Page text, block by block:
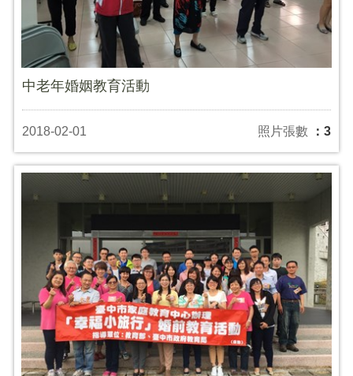
中老年婚姻教育活動
2018-02-01 照片張數 ：3